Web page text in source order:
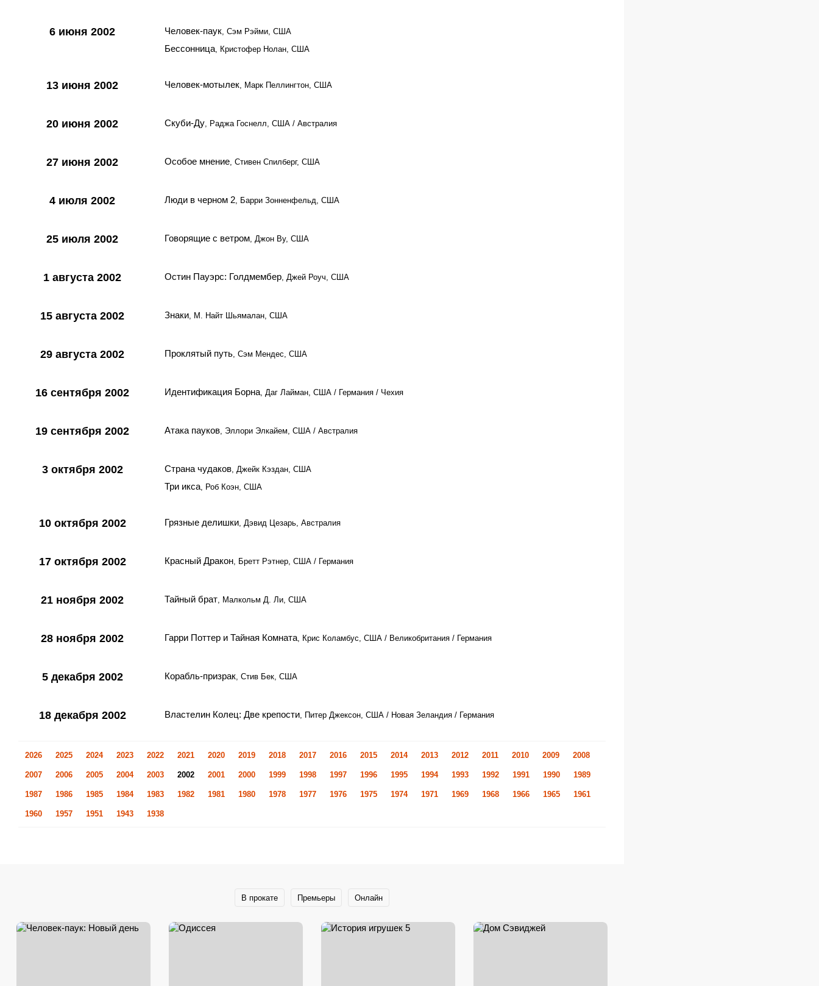
6 июня 2002 Человек-паук, Сэм Рэйми, США
Бессонница, Кристофер Нолан, США
13 июня 2002 Человек-мотылек, Марк Пеллингтон, США
20 июня 2002 Скуби-Ду, Раджа Госнелл, США / Австралия
27 июня 2002 Особое мнение, Стивен Спилберг, США
4 июля 2002 Люди в черном 2, Барри Зонненфельд, США
25 июля 2002 Говорящие с ветром, Джон Ву, США
1 августа 2002 Остин Пауэрс: Голдмембер, Джей Роуч, США
15 августа 2002 Знаки, М. Найт Шьямалан, США
29 августа 2002 Проклятый путь, Сэм Мендес, США
16 сентября 2002 Идентификация Борна, Даг Лайман, США / Германия / Чехия
19 сентября 2002 Атака пауков, Эллори Элкайем, США / Австралия
3 октября 2002 Страна чудаков, Джейк Кэздан, США
Три икса, Роб Коэн, США
10 октября 2002 Грязные делишки, Дэвид Цезарь, Австралия
17 октября 2002 Красный Дракон, Бретт Рэтнер, США / Германия
21 ноября 2002 Тайный брат, Малкольм Д. Ли, США
28 ноября 2002 Гарри Поттер и Тайная Комната, Крис Коламбус, США / Великобритания / Германия
5 декабря 2002 Корабль-призрак, Стив Бек, США
18 декабря 2002 Властелин Колец: Две крепости, Питер Джексон, США / Новая Зеландия / Германия
2026 2025 2024 2023 2022 2021 2020 2019 2018 2017 2016 2015 2014 2013 2012 2011 2010 2009 2008
2007 2006 2005 2004 2003 2002 2001 2000 1999 1998 1997 1996 1995 1994 1993 1992 1991 1990 1989
1987 1986 1985 1984 1983 1982 1981 1980 1978 1977 1976 1975 1974 1971 1969 1968 1966 1965 1961
1960 1957 1951 1943 1938
В прокате Премьеры Онлайн